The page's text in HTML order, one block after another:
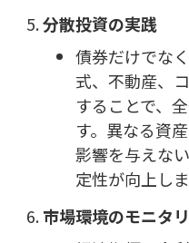
分散投資の実践
債券だけでな
式、不動産、
することで、
す。異なる資
影響を与えな
定性が向上しま
市場環境のモニタ